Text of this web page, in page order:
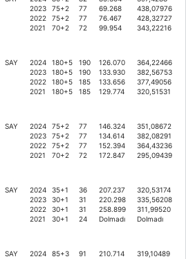
2023
2022
2021
75+2
75+2
70+2
77
77
72
69.268
76.467
99.954
438,07976
428,32727
343,22216
SAY
2024
2023
2022
2021
180+5
180+5
180+5
180+5
190
190
185
185
126.070
133.930
133.656
129.774
364,22466
382,56753
377,49056
320,51531
SAY
2024
2023
2022
2021
75+2
75+2
75+2
70+2
77
77
77
72
146.324
134.614
152.394
172.847
351,08672
382,08291
364,43236
295,09439
SAY
2024
2023
2022
2021
35+1
30+1
30+1
30+1
36
31
31
24
207.237
220.298
258.899
Dolmadı
320,53174
335,56208
311,99520
Dolmadı
SAY
2024
85+3
91
210.714
319,10489